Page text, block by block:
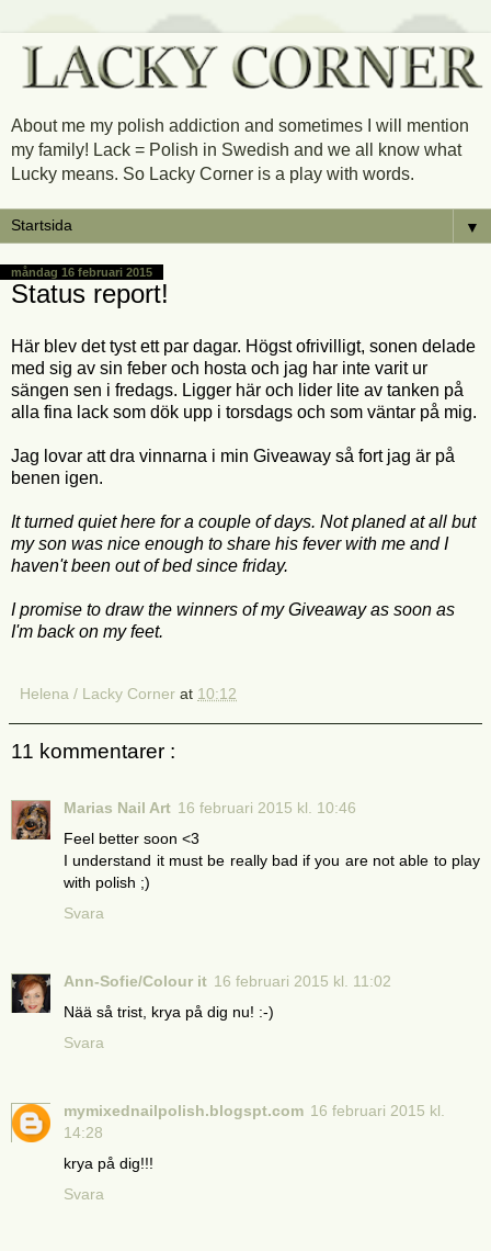
About me my polish addiction and sometimes I will mention
my family! Lack = Polish in Swedish and we all know what
Lucky means. So Lacky Corner is a play with words.
▼
måndag 16 februari 2015
Status report!
Här blev det tyst ett par dagar. Högst ofrivilligt, sonen delade
med sig av sin feber och hosta och jag har inte varit ur
sängen sen i fredags. Ligger här och lider lite av tanken på
alla fina lack som dök upp i torsdags och som väntar på mig.
Jag lovar att dra vinnarna i min Giveaway så fort jag är på
benen igen.
It turned quiet here for a couple of days. Not planed at all but
my son was nice enough to share his fever with me and I
haven't been out of bed since friday.
I promise to draw the winners of my Giveaway as soon as
I'm back on my feet.
Helena / Lacky Corner at 10:12
11 kommentarer :
Marias Nail Art 16 februari 2015 kl. 10:46
Feel better soon <3
I understand it must be really bad if you are not able to play
with polish ;)
Svara
Ann-Sofie/Colour it 16 februari 2015 kl. 11:02
Nää så trist, krya på dig nu! :-)
Svara
mymixednailpolish.blogspt.com 16 februari 2015 kl.
14:28
krya på dig!!!
Svara